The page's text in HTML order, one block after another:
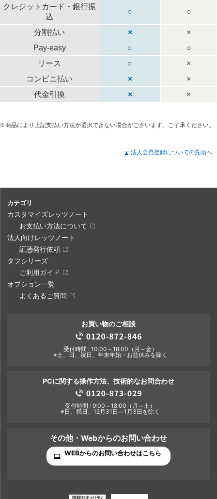
クレジットカード・銀行振
込
○ ○
分割払い ×
×
Pay-easy
○
○
リース
○
×
コンビニ払い
×
×
代金引換
× ×
商品により上記支払い方法が選択できない場合がございます。ご了承ください。
法人会員登録についての先頭へ
カテゴリ
カスタマイズレッツノート
お支払い方法について
法人向けレッツノート
証憑発行依頼
タフシリーズ
ご利用ガイド
オプション一覧
よくあるご質問
お買い物のご相談
受付時間 : 10:00～18:00（月～金）
※土、日、祝日、年末年始・お盆休みを除く
PCに関する操作方法、技術的なお問合わせ
受付時間 : 9:00～18:00（月～土）
※日、祝日、12月31日～1月3日を除く
その他・Webからのお問い合わせ
WEBからのお問い合わせはこちら